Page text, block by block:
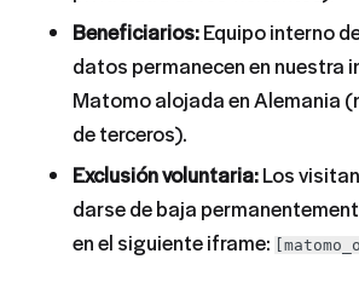
Beneficiarios:Equipo interno
datos permanecen en nuestra
Matomo alojada en Alemania
de terceros).
Exclusión voluntaria:Los
darse de baja
en el siguiente iframe: